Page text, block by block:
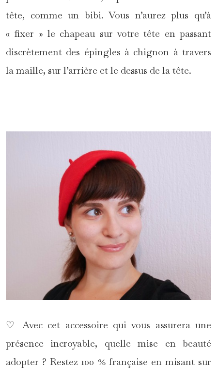
tête, comme un bibi. Vous n’aurez plus qu’à
« fixer » le chapeau sur votre tête en passant
discrètement des épingles à chignon à travers
la maille, sur l’arrière et le dessus de la tête.
♡ Avec cet accessoire qui vous assurera une
présence incroyable, quelle mise en beauté
adopter ? Restez 100 % française en misant sur